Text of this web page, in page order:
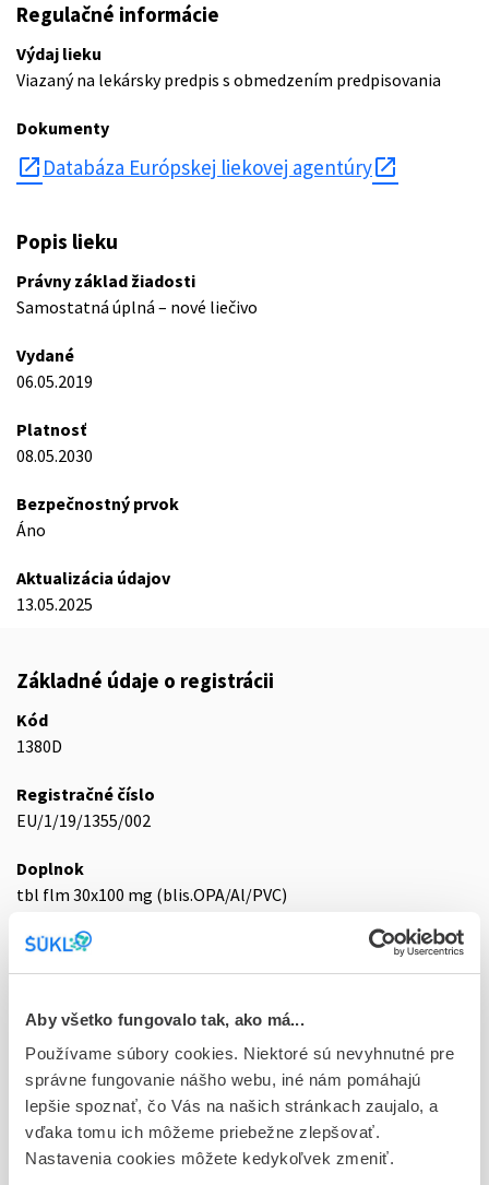
Aby všetko fungovalo tak, ako má...
Používame súbory cookies. Niektoré sú nevyhnutné pre
správne fungovanie nášho webu, iné nám pomáhajú
lepšie spoznať, čo Vás na našich stránkach zaujalo, a
vďaka tomu ich môžeme priebežne zlepšovať.
Nastavenia cookies môžete kedykoľvek zmeniť.
Regulačné informácie
Výdaj lieku
Viazaný na lekársky predpis s obmedzením predpisovania
Dokumenty
open_in_new Databáza Európskej liekovej agentúry
Popis lieku
Právny základ žiadosti
Samostatná úplná – nové liečivo
Vydané
06.05.2019
Platnosť
08.05.2030
Bezpečnostný prvok
Áno
Aktualizácia údajov
13.05.2025
Základné údaje o registrácii
Kód
1380D
Registračné číslo
EU/1/19/1355/002
Doplnok
tbl flm 30x100 mg (blis.OPA/Al/PVC)
Stav
E - EU registrácia
Typ registračnej procedúry
Európska
Držiteľ, krajina
Pfizer Europe MA EEIG, Belgicko
Indikačná skupina